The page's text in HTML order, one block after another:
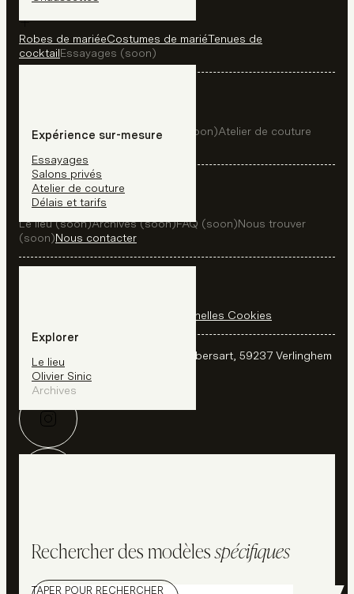
Expérience sur-mesure
Essayages
Salons privés
Atelier de couture
Délais et tarifs
Explorer
Le lieu
Olivier Sinic
Archives
Rechercher des modèlesspécifiques
Rechercher
Robes de mariéeCostumes de mariéTenues de
cocktailEssayages (soon)
À propos (soon)Salons privés (soon)Atelier de couture
(soon)
Explorer
Le lieu (soon)Archives (soon)FAQ (soon)Nous trouver
(soon)Nous contacter
Données personnelles Cookies
Adresse :
Le Château Blanc - 20 rue de Lambersart, 59237 Verlinghem
Contact :
03 20 54 21 79